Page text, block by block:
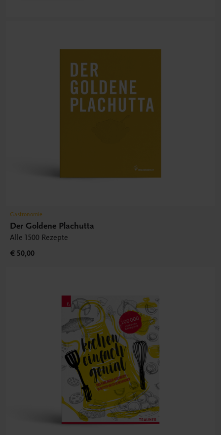
Gastronomie
Der Goldene Plachutta
Alle 1500 Rezepte
€ 50,00